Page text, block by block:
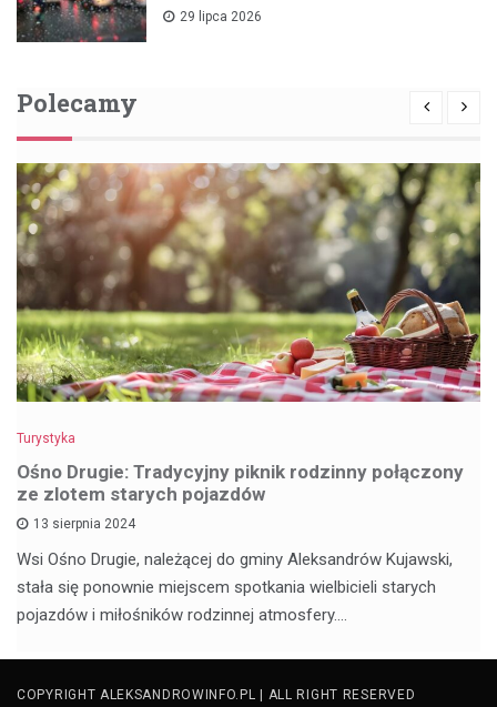
29 lipca 2026
Polecamy
Turystyka
Ośno Drugie: Tradycyjny piknik rodzinny połączony
ze zlotem starych pojazdów
13 sierpnia 2024
Wsi Ośno Drugie, należącej do gminy Aleksandrów Kujawski,
stała się ponownie miejscem spotkania wielbicieli starych
pojazdów i miłośników rodzinnej atmosfery.…
COPYRIGHT ALEKSANDROWINFO.PL | ALL RIGHT RESERVED